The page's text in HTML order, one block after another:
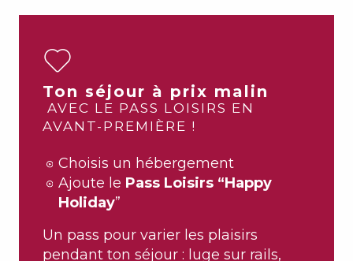
Ton séjour à prix malin
AVEC LE PASS LOISIRS EN
AVANT-PREMIÈRE !
Choisis un hébergement
Ajoute le Pass Loisirs “Happy
Holiday”
Un pass pour varier les plaisirs
pendant ton séjour : luge sur rails,